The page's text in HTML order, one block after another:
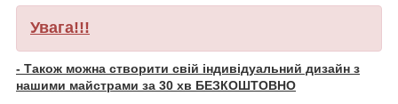
Увага!!!
- Також можна створити свій індивідуальний дизайн з
нашими майстрами за 30 хв БЕЗКОШТОВНО